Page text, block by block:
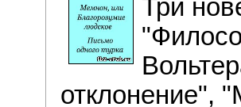
Три
отклонение",